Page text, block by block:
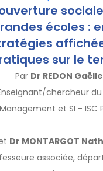
écoles :
sur le
Par Dr REDON Gaëlle
chercheur
Management et SI - ISC
Dr MONTARGOT
associée,